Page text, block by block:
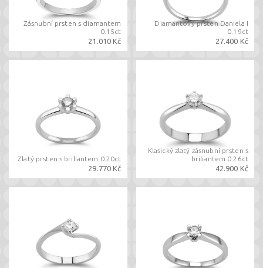
Zásnubní prsten s diamantem
0.15ct
21.010 Kč
Diamantový prsten Daniela I
0.19ct
27.400 Kč
Zlatý prsten s briliantem 0.20ct
29.770 Kč
Klasický zlatý zásnubní prsten s
briliantem 0.26ct
42.900 Kč